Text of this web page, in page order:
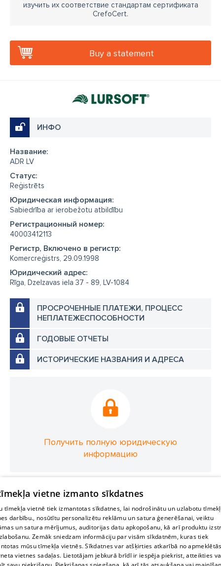
изучить их соответствие стандартам сертификата
CrefoCert.
Buy a statement
ИНФО
Название:
ADR LV
Cтатус:
Reģistrēts
Юридическая информация:
Sabiedrība ar ierobežotu atbildību
Регистрационный номер:
40003412113
Регистр, Включено в регистр:
Komercreģistrs, 29.09.1998
Юридический адрес:
Rīga, Dzelzavas iela 37 - 89, LV-1084
ПРОСРОЧЕННЫЕ ПЛАТЕЖИ, ПРОЦЕСС
НЕПЛАТЕЖЕСПОСОБНОСТИ
ГОДОВЫЕ ОТЧЕТЫ
ИСТОРИЧЕСКИЕ НАЗВАНИЯ И АДРЕСА
Получить полную юридическую
информацию
vietne izmanto sīkdatnes
tīmekļa vietnē tiek izmantotas sīkdatnes, lai nodrošinātu un uzlabotu
darbību., nosūtītu personalizētu reklāmu un satura ģenerēšanai, veiktu
un satura mērījumus, auditorijas datu apkopošanu, kā arī produktu
Zemāk sniedzam informāciju par visām sīkdatnēm, kuras tiek
mūsu tīmekļa vietnēs. Sīkdatnes var atšķirties atkarībā no
vietnes sadaļas. Lietotājam jebkurā brīdī ir iespēja piekrist, atteikties